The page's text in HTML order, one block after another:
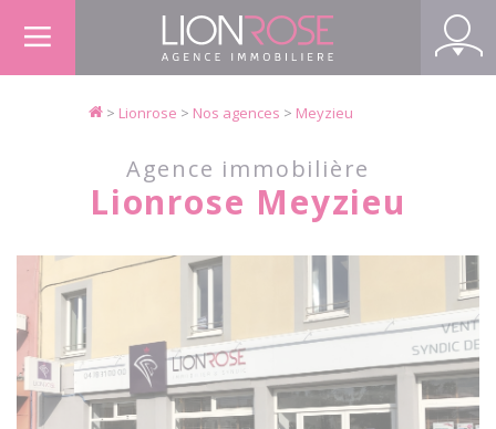
> Lionrose > Nos agences > Meyzieu
Agence immobilière
Lionrose Meyzieu
Panneau de gestion des cookies